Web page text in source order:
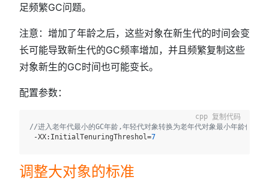
足频繁GC问题。
注意：增加了年龄之后，这些对象在新生代的时间会变
长可能导致新生代的GC频率增加，并且频繁复制这些
对象新生的GC时间也可能变长。
配置参数：
//进入老年代最小的GC年龄,年轻代对象转换为老年代对象最小年龄值，默
-XX:InitialTenuringThreshol=7
复制代码
调整大对象的标准